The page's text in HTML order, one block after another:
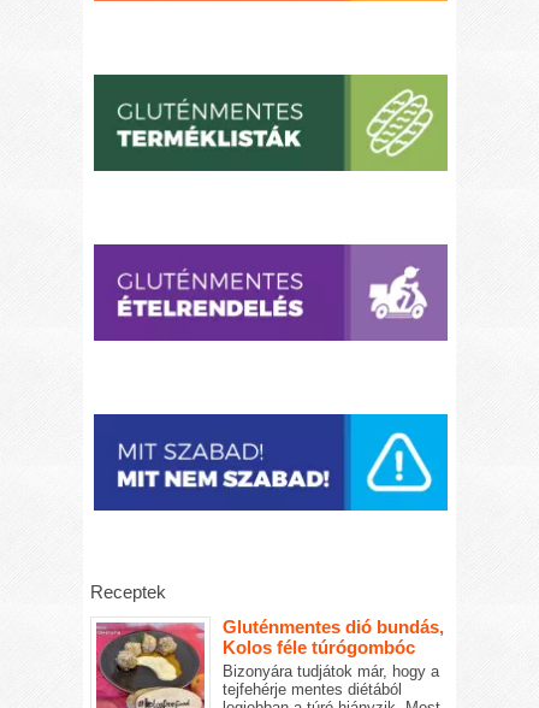
Receptek
Gluténmentes dió bundás,
Kolos féle túrógombóc
Bizonyára tudjátok már, hogy a
tejfehérje mentes diétából